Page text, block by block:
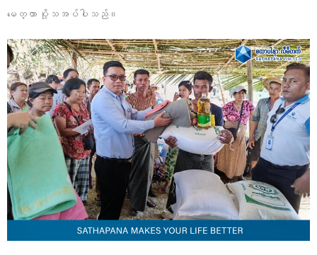
မေတ္တာ ပို့သအပ်ပါသည်။